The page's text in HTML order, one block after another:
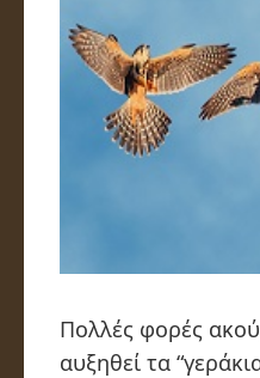
Πολλές φορές
αυξηθεί τα